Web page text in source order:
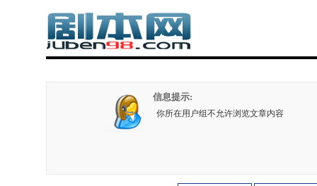
信息提示:
你所在用户组不允许浏览文章内容